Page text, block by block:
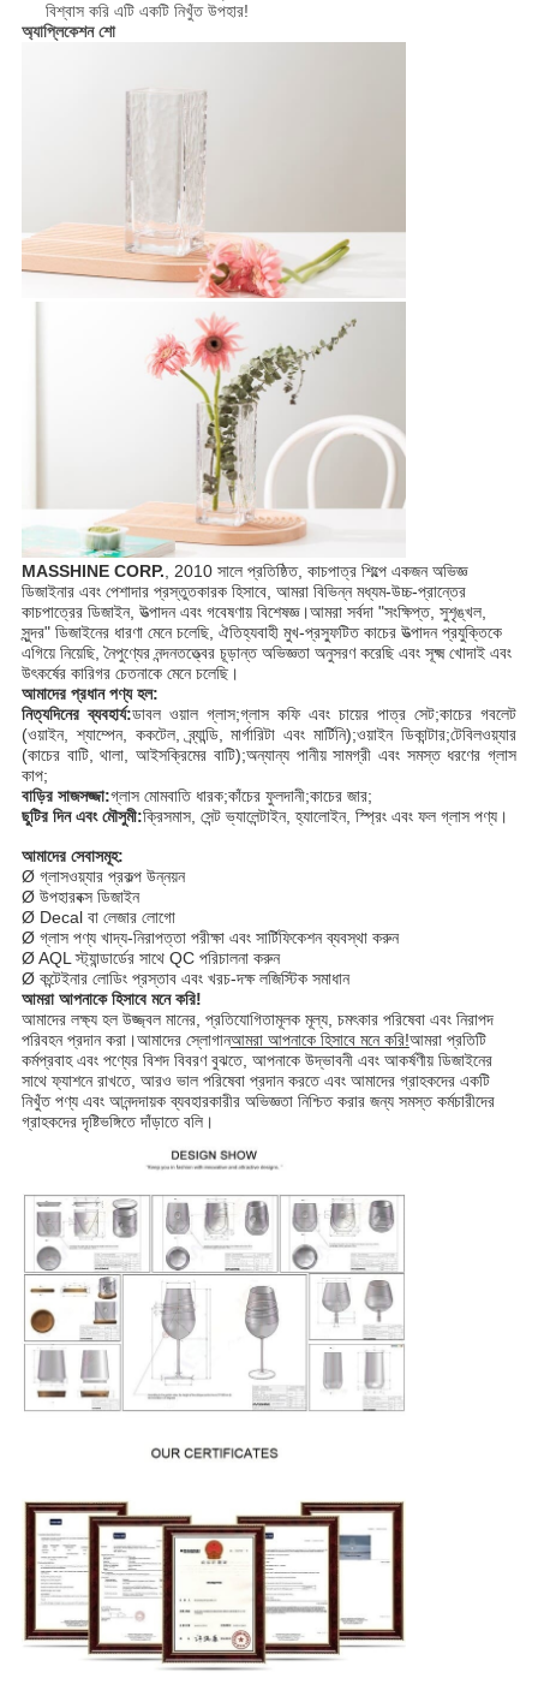
বিশ্বাস করি এটি একটি নিখুঁত উপহার!
অ্যাপ্লিকেশন শো
MASSHINE CORP., 2010 সালে প্রতিষ্ঠিত, কাচপাত্র শিল্পে একজন অভিজ্ঞ
ডিজাইনার এবং পেশাদার প্রস্তুতকারক হিসাবে, আমরা বিভিন্ন মধ্যম-উচ্চ-প্রান্তের
কাচপাত্রের ডিজাইন, উত্পাদন এবং গবেষণায় বিশেষজ্ঞ।আমরা সর্বদা "সংক্ষিপ্ত, সুশৃঙ্খল,
সুন্দর" ডিজাইনের ধারণা মেনে চলেছি, ঐতিহ্যবাহী মুখ-প্রস্ফুটিত কাচের উত্পাদন প্রযুক্তিকে
এগিয়ে নিয়েছি, নৈপুণ্যের নন্দনতত্ত্বের চূড়ান্ত অভিজ্ঞতা অনুসরণ করেছি এবং সূক্ষ্ম খোদাই এবং
উৎকর্ষের কারিগর চেতনাকে মেনে চলেছি।
আমাদের প্রধান পণ্য হল:
নিত্যদিনের ব্যবহার্য:ডাবল ওয়াল গ্লাস;গ্লাস কফি এবং চায়ের পাত্র সেট;কাচের গবলেট
(ওয়াইন, শ্যাম্পেন, ককটেল, ব্র্যান্ডি, মার্গারিটা এবং মার্টিনি);ওয়াইন ডিকান্টার;টেবিলওয়্যার
(কাচের বাটি, থালা, আইসক্রিমের বাটি);অন্যান্য পানীয় সামগ্রী এবং সমস্ত ধরণের গ্লাস
কাপ;
বাড়ির সাজসজ্জা:গ্লাস মোমবাতি ধারক;কাঁচের ফুলদানী;কাচের জার;
ছুটির দিন এবং মৌসুমী:ক্রিসমাস, সেন্ট ভ্যালেন্টাইন, হ্যালোইন, স্প্রিং এবং ফল গ্লাস পণ্য।
আমাদের সেবাসমূহ:
Ø গ্লাসওয়্যার প্রকল্প উন্নয়ন
Ø উপহারবক্স ডিজাইন
Ø Decal বা লেজার লোগো
Ø গ্লাস পণ্য খাদ্য-নিরাপত্তা পরীক্ষা এবং সার্টিফিকেশন ব্যবস্থা করুন
Ø AQL স্ট্যান্ডার্ডের সাথে QC পরিচালনা করুন
Ø কন্টেইনার লোডিং প্রস্তাব এবং খরচ-দক্ষ লজিস্টিক সমাধান
আমরা আপনাকে হিসাবে মনে করি!
আমাদের লক্ষ্য হল উজ্জ্বল মানের, প্রতিযোগিতামূলক মূল্য, চমৎকার পরিষেবা এবং নিরাপদ
পরিবহন প্রদান করা।আমাদের স্লোগানআমরা আপনাকে হিসাবে মনে করি!আমরা প্রতিটি
কর্মপ্রবাহ এবং পণ্যের বিশদ বিবরণ বুঝতে, আপনাকে উদ্ভাবনী এবং আকর্ষণীয় ডিজাইনের
সাথে ফ্যাশনে রাখতে, আরও ভাল পরিষেবা প্রদান করতে এবং আমাদের গ্রাহকদের একটি
নিখুঁত পণ্য এবং আনন্দদায়ক ব্যবহারকারীর অভিজ্ঞতা নিশ্চিত করার জন্য সমস্ত কর্মচারীদের
গ্রাহকদের দৃষ্টিভঙ্গিতে দাঁড়াতে বলি।